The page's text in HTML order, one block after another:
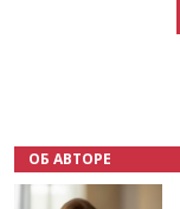
ОБ АВТОРЕ